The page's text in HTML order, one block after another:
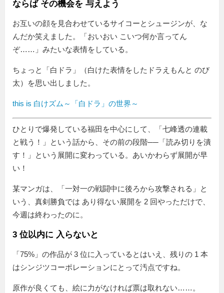
ならば その機会を 与えよう
お互いの顔を見合わせているサイコーとシュージンが、な
んだか笑えました。「おいおい こいつ何か言ってん
ぞ……」みたいな表情をしている。
ちょっと「白ドラ」（白けた表情をしたドラえもんと のび
太）を思い出しました。
this is 白けズム～「白ドラ」の世界～
ひとりで爆発している福田を中心にして、「七峰透の連載
と戦う！」という話から、その前の段階──「読み切りを潰
す！」という展開に変わっている。あいかわらず展開が早
い！
某マンガは、「一対一の戦闘中に後ろから攻撃される」と
いう、真剣勝負では あり得ない展開を 2 回やっただけで、
今週は終わったのに。
3 位以内に 入らないと
75%
の作品が 3 位に入っているとはいえ、残りの 1 本
はシンジツコーポレーションにとって汚点ですね。
原作が良くても、絵に力がなければ票は取れない……。